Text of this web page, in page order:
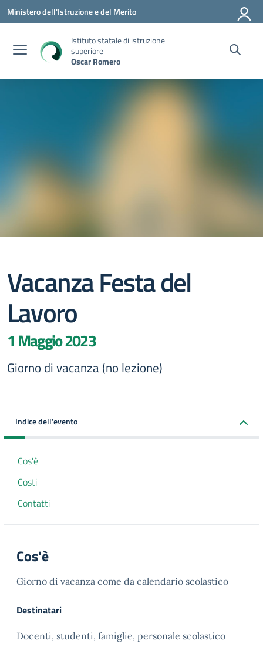
Vai ai contenuti
Vai al menu di navigazione
Vai al footer
Ministero dell'Istruzione e del Merito
Istituto statale di istruzione
superiore
Oscar Romero
Vacanza Festa del
Lavoro
1 Maggio 2023
Giorno di vacanza (no lezione)
Indice dell'evento
Cos'è
Costi
Contatti
Cos'è
Giorno di vacanza come da calendario scolastico
Destinatari
Docenti, studenti, famiglie, personale scolastico